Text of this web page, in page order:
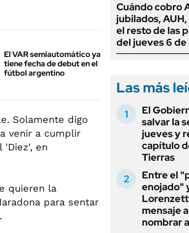
El VAR semiautomático ya
tiene fecha de debut en el
fútbol argentino
Solamente digo
venir a cumplir
'Diez', en
quieren la
para sentar
Cuándo cobro
jubilados,
el resto de las
del jueves 6
Las más
El
salvar la
jueves y
capítulo
Tierras
Entre el
enojado"
mensaje
nombrar